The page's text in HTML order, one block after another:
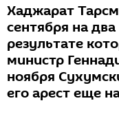
Хаджарат
сентября на
результате
министр
ноября
его арест еще